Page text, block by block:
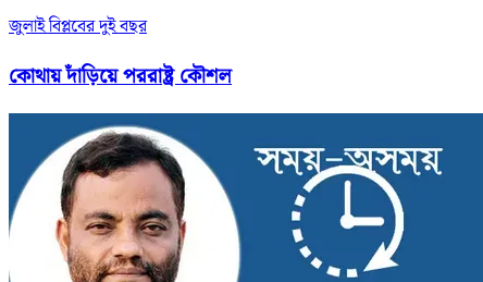
জুলাই বিপ্লবের দুই বছর
কোথায় দাঁড়িয়ে পররাষ্ট্র কৌশল